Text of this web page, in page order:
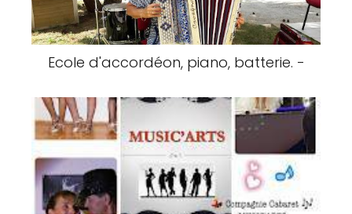
Ecole d'accordéon, piano, batterie. -